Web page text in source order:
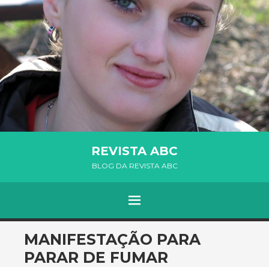
REVISTA ABC
BLOG DA REVISTA ABC
SKIP TO CONTENT
MANIFESTAÇÃO PARA
PARAR DE FUMAR